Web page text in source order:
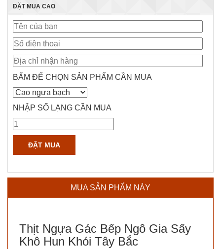
ĐẶT MUA CAO
BẤM ĐỂ CHỌN SẢN PHẨM CẦN MUA
NHẬP SỐ LẠNG CẦN MUA
MUA SẢN PHẨM NÀY
Thịt Ngựa Gác Bếp Ngô Gia Sấy
Khô Hun Khói Tây Bắc